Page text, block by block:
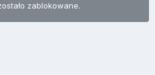
zablokowane.